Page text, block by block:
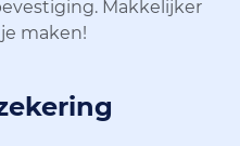
Makkelijker
maken!